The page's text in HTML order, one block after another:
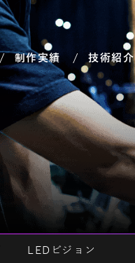
制作実績 技術紹介
LEDビジョン